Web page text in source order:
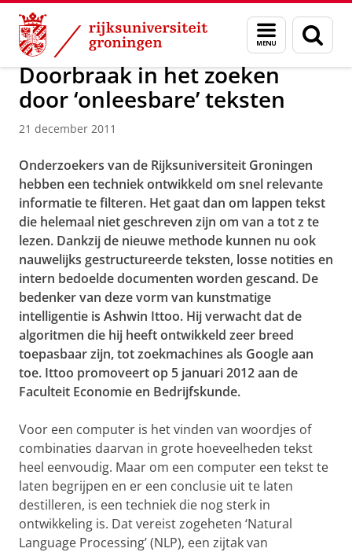
Skip
Content
Skip
Navigation
Menu
en
zoeken
Over ons Actueel Nieuws Nieuwsberichten
Doorbraak in het zoeken
door ‘onleesbare’ teksten
21 december 2011
Onderzoekers van de Rijksuniversiteit Groningen
hebben een techniek ontwikkeld om snel relevante
informatie te filteren. Het gaat dan om lappen tekst
die helemaal niet geschreven zijn om van a tot z te
lezen. Dankzij de nieuwe methode kunnen nu ook
nauwelijks gestructureerde teksten, losse notities en
intern bedoelde documenten worden gescand. De
bedenker van deze vorm van kunstmatige
intelligentie is Ashwin Ittoo. Hij verwacht dat de
algoritmen die hij heeft ontwikkeld zeer breed
toepasbaar zijn, tot zoekmachines als Google aan
toe. Ittoo promoveert op 5 januari 2012 aan de
Faculteit Economie en Bedrijfskunde.
Voor een computer is het vinden van woordjes of
combinaties daarvan in grote hoeveelheden tekst
heel eenvoudig. Maar om een computer een tekst te
laten begrijpen en er een conclusie uit te laten
destilleren, is een techniek die nog sterk in
ontwikkeling is. Dat vereist zogeheten ‘Natural
Language Processing’ (NLP), een zijtak van